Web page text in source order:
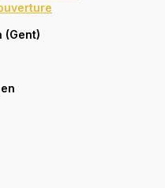
(Gent)